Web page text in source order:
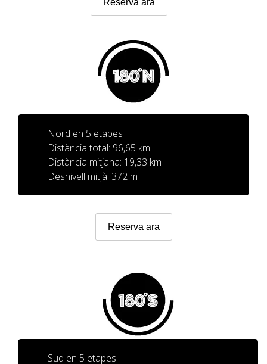
NON-STOP
NORMES I CRITERIS DE VALIDACIÓ
ENVIA UN INTENT
Reserva ara
Nord en 5 etapes
Distància total: 96,65 km
Distància mitjana: 19,33 km
Desnivell mitjà: 372 m
Reserva ara
Sud en 5 etapes